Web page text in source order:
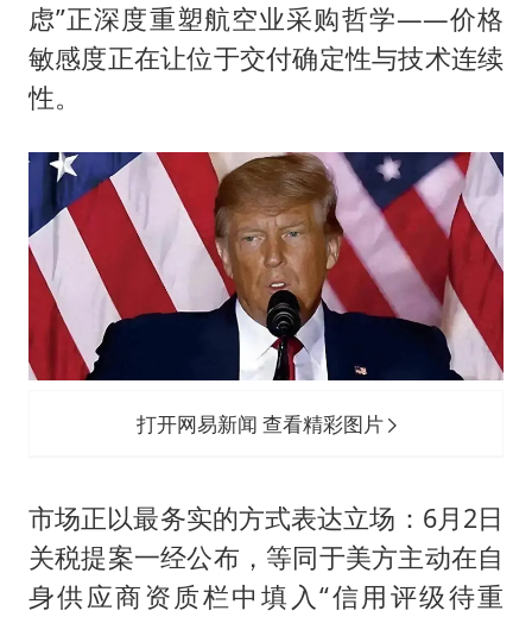
虑”正深度重塑航空业采购哲学——价格
敏感度正在让位于交付确定性与技术连续
性。
打开网易新闻 查看精彩图片
市场正以最务实的方式表达立场：6月2日
关税提案一经公布，等同于美方主动在自
身供应商资质栏中填入“信用评级待重